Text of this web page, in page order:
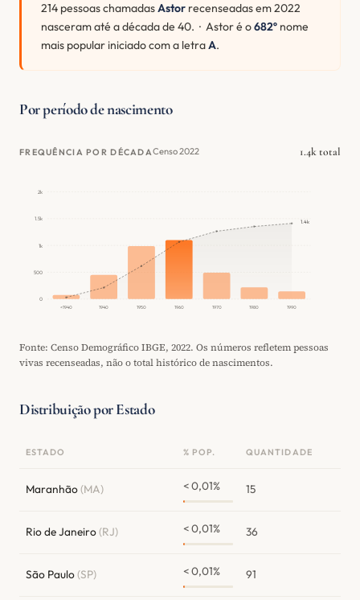
214 pessoas chamadasAstor recenseadas em 2022
nasceram até a década de 40. · Astor é o682º nome
mais popular iniciado com a letraA.
Por período de nascimento
FREQUÊNCIA POR DÉCADACenso 2022 1.4k total
0
500
1k
1.5k
2k
<1940 1940 1950 1960 1970 1980 1990
1.4k
Fonte: Censo Demográfico IBGE, 2022. Os números refletem pessoas
vivas recenseadas, não o total histórico de nascimentos.
Distribuição por Estado
ESTADO % POP. QUANTIDADE
Maranhão(MA) < 0,01% 15
Rio de Janeiro(RJ) < 0,01% 36
São Paulo(SP) < 0,01% 91